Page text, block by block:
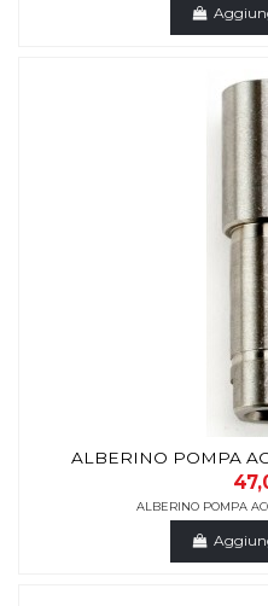
ALBERINO POMPA
ALBERINO POMPA